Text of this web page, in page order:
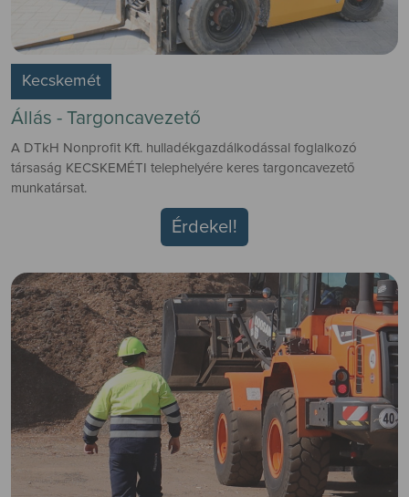
Kecskemét
Állás - Targoncavezető
A DTkH Nonprofit Kft. hulladékgazdálkodással foglalkozó
társaság KECSKEMÉTI telephelyére keres targoncavezető
munkatársat.
Érdekel!